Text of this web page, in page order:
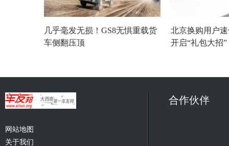
几乎毫发无损！GS8无惧重载货
车侧翻压顶
北京换购用户
开启“礼包大招
网站地图
关于我们
合作伙伴